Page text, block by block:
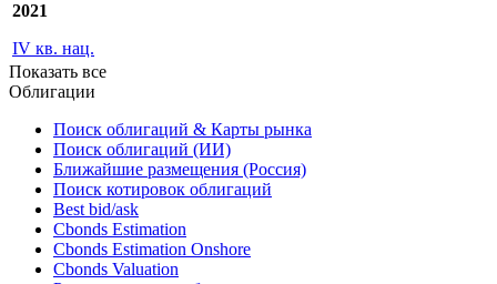
2021
IV кв. нац.
Показать все
Облигации
Поиск облигаций & Карты рынка
Поиск облигаций (ИИ)
Ближайшие размещения (Россия)
Поиск котировок облигаций
Best bid/ask
Cbonds Estimation
Cbonds Estimation Onshore
Cbonds Valuation